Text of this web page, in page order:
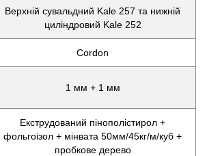
Верхній сувальдний Kale 257 та нижній
циліндровий Kale 252
Cordon
1 мм + 1 мм
Екструдований пінополістирол +
фольгоізол + мінвата 50мм/45кг/м/куб +
пробкове дерево